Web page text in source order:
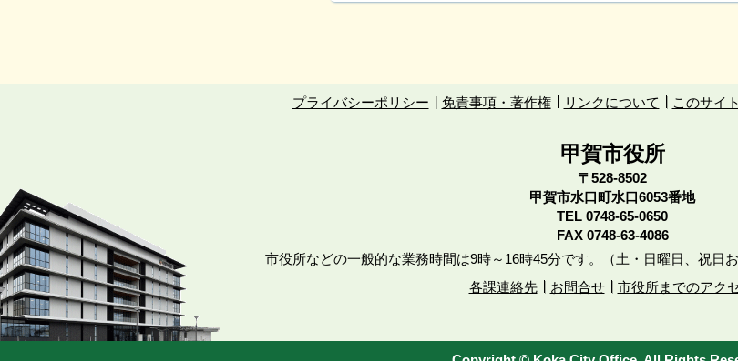
プライバシーポリシー 免責事項・著作権 リンクについて このサイ
甲賀市役所
〒528-8502
甲賀市水口町水口6053番地
TEL 0748-65-0650
FAX 0748-63-4086
市役所などの一般的な業務時間は9時～16時45分です。（土・日曜日、祝日
各課連絡先
お問合せ 市役所までのアク